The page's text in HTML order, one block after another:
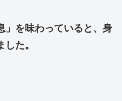
」を味わっていると、身
た。